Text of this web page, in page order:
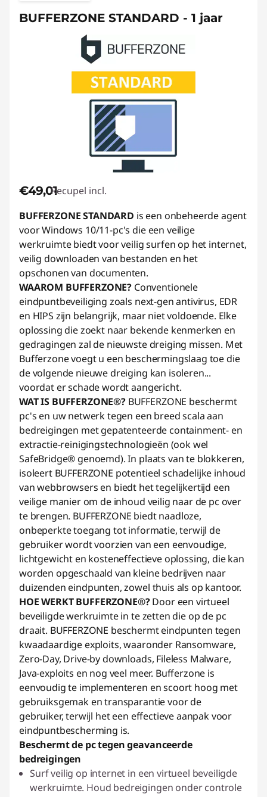
BUFFERZONE STANDARD - 1 jaar
€49,01Recupel incl.
BUFFERZONE STANDARD is een onbeheerde agent
voor Windows 10/11-pc's die een veilige
werkruimte biedt voor veilig surfen op het internet,
veilig downloaden van bestanden en het
opschonen van documenten.
WAAROM BUFFERZONE? Conventionele
eindpuntbeveiliging zoals next-gen antivirus, EDR
en HIPS zijn belangrijk, maar niet voldoende. Elke
oplossing die zoekt naar bekende kenmerken en
gedragingen zal de nieuwste dreiging missen. Met
Bufferzone voegt u een beschermingslaag toe die
de volgende nieuwe dreiging kan isoleren...
voordat er schade wordt aangericht.
WAT IS BUFFERZONE®? BUFFERZONE beschermt
pc's en uw netwerk tegen een breed scala aan
bedreigingen met gepatenteerde containment- en
extractie-reinigingstechnologieën (ook wel
SafeBridge® genoemd). In plaats van te blokkeren,
isoleert BUFFERZONE potentieel schadelijke inhoud
van webbrowsers en biedt het tegelijkertijd een
veilige manier om de inhoud veilig naar de pc over
te brengen. BUFFERZONE biedt naadloze,
onbeperkte toegang tot informatie, terwijl de
gebruiker wordt voorzien van een eenvoudige,
lichtgewicht en kosteneffectieve oplossing, die kan
worden opgeschaald van kleine bedrijven naar
duizenden eindpunten, zowel thuis als op kantoor.
HOE WERKT BUFFERZONE®?Door een virtueel
beveiligde werkruimte in te zetten die op de pc
draait. BUFFERZONE beschermt eindpunten tegen
kwaadaardige exploits, waaronder Ransomware,
Zero-Day, Drive-by downloads, Fileless Malware,
Java-exploits en nog veel meer. Bufferzone is
eenvoudig te implementeren en scoort hoog met
gebruiksgemak en transparantie voor de
gebruiker, terwijl het een effectieve aanpak voor
eindpuntbescherming is.
Beschermt de pc tegen geavanceerde
bedreigingen
Surf veilig op internet in een virtueel beveiligde
werkruimte. Houd bedreigingen onder controle